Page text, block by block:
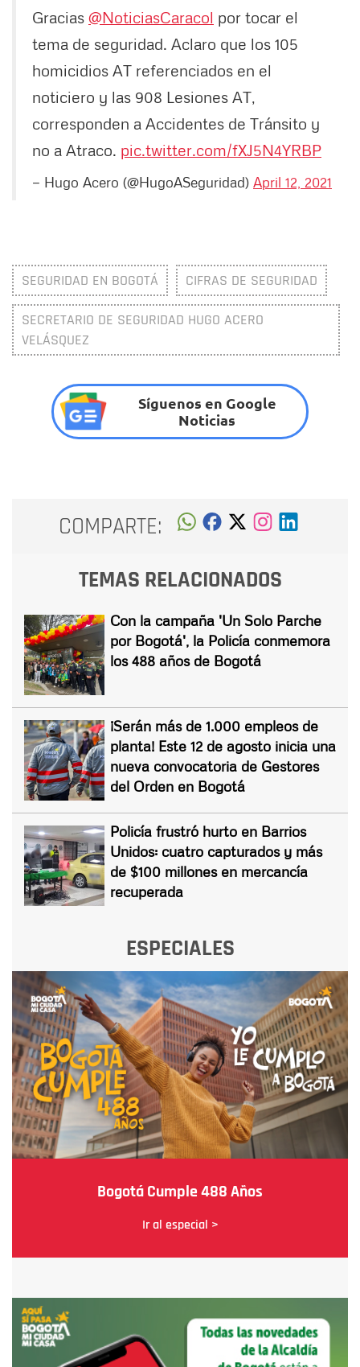
Gracias @NoticiasCaracol por tocar el
tema de seguridad. Aclaro que los 105
homicidios AT referenciados en el
noticiero y las 908 Lesiones AT,
corresponden a Accidentes de Tránsito y
no a Atraco. pic.twitter.com/fXJ5N4YRBP
— Hugo Acero (@HugoASeguridad) April 12, 2021
SEGURIDAD EN BOGOTÁ CIFRAS DE SEGURIDAD
SECRETARIO DE SEGURIDAD HUGO ACERO
VELÁSQUEZ
Síguenos en Google
Noticias
COMPARTE:
TEMAS RELACIONADOS
Con la campaña 'Un Solo Parche
por Bogotá', la Policía conmemora
los 488 años de Bogotá
¡Serán más de 1.000 empleos de
planta! Este 12 de agosto inicia una
nueva convocatoria de Gestores
del Orden en Bogotá
Policía frustró hurto en Barrios
Unidos: cuatro capturados y más
de $100 millones en mercancía
recuperada
ESPECIALES
Bogotá Cumple 488 Años
Ir al especial >